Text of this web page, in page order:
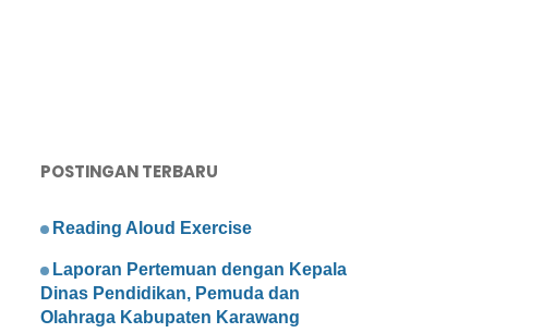
POSTINGAN TERBARU
Reading Aloud Exercise
Laporan Pertemuan dengan Kepala
Dinas Pendidikan, Pemuda dan
Olahraga Kabupaten Karawang